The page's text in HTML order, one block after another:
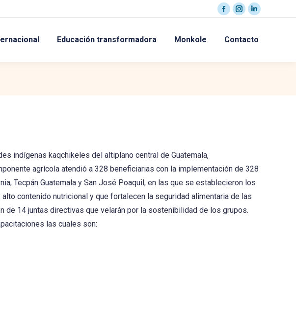
Facebook
opens
Instagram
opens
Linkedin
opens
Educación transformadora Monkole Contacto
indígenas kaqchikeles del altiplano central de Guatemala,
agrícola atendió a 328 beneficiarias con la implementación de 328
Tecpán Guatemala y San José Poaquil, en las que se establecieron los
contenido nutricional y que fortalecen la seguridad alimentaria de las
14 juntas directivas que velarán por la sostenibilidad de los grupos.
las cuales son: